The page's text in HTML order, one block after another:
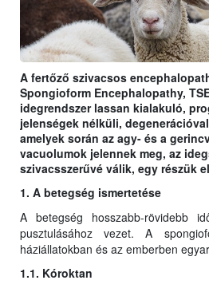
A fertőző szivacsos
Spongioform Encephalopathy,
idegrendszer lassan kialakuló,
jelenségek nélküli,
amelyek során az agy- és a
vacuolumok jelennek meg, az
szivacsszerűvé válik, egy részük
1. A betegség ismertetése
A betegség hosszabb-rövidebb
pusztulásához vezet. A
háziállatokban és az emberben
1.1. Kóroktan